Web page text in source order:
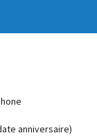
anniversaire)